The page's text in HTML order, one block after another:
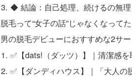
◆ 結論：自己処理、続けるの無理
脱毛って“女子の話”じゃなくなってた
男の脱毛デビューにおすすめな2サ
✅【dats!（ダッツ）】｜清潔感
✅【ダンディハウス】｜「大人の